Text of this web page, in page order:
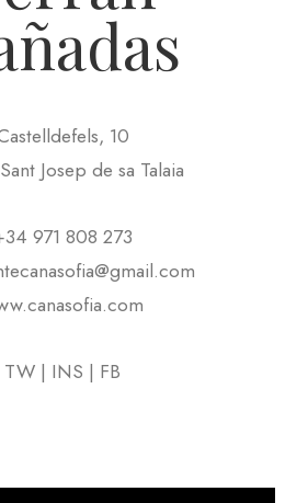
10
Josep de sa Talaia
971 808 273
TW | INS | FB